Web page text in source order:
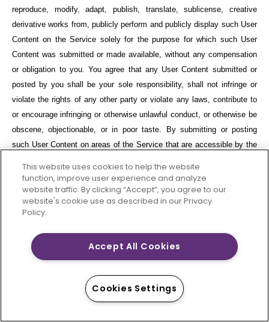
reproduce, modify, adapt, publish, translate, sublicense, creative
derivative works from, publicly perform and publicly display such User
Content on the Service solely for the purpose for which such User
Content was submitted or made available, without any compensation
or obligation to you. You agree that any User Content submitted or
posted by you shall be your sole responsibility, shall not infringe or
violate the rights of any other party or violate any laws, contribute to
or encourage infringing or otherwise unlawful conduct, or otherwise be
obscene, objectionable, or in poor taste. By submitting or posting
such User Content on areas of the Service that are accessible by the
such material and/or have all necessary rights, licenses, and
authorization to distribute it. You also grant to SVP the right to use
your name in connection with the User Content as well as in
connection with all advertising, marketing and promotional material
related thereto. You agree that you shall have no recourse against
SVP for any alleged or actual infringement or misappropriation of any
This website uses cookies to help the website
function, improve user experience and analyze
website traffic. By clicking “Accept“, you agree to our
website's cookie use as described in our Privacy
Policy.
Accept All Cookies
Cookies Settings